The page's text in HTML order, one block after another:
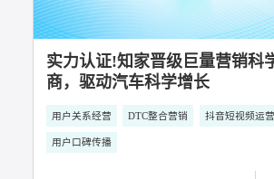
知家DTC案例丨五菱不再只
超级用户“造生态”？
用户关系经营 用户口碑传播